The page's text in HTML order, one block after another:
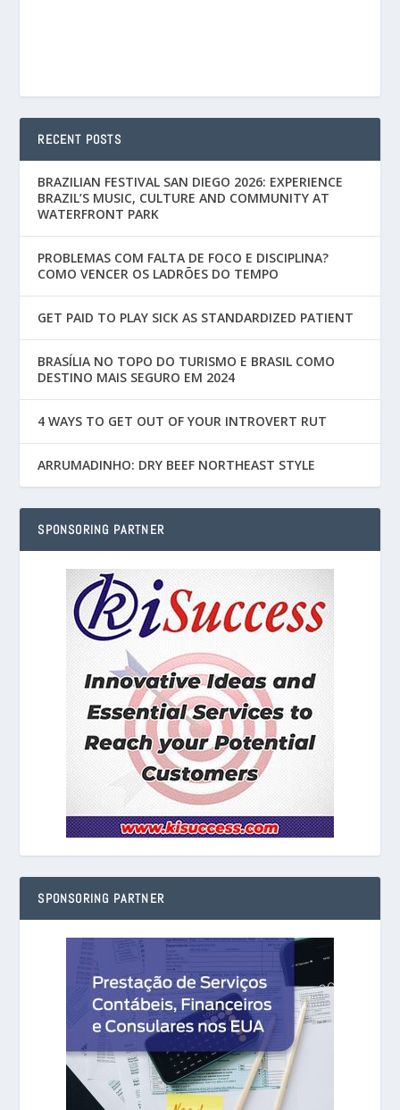
RECENT POSTS
BRAZILIAN FESTIVAL SAN DIEGO 2026: EXPERIENCE
BRAZIL’S MUSIC, CULTURE AND COMMUNITY AT
WATERFRONT PARK
PROBLEMAS COM FALTA DE FOCO E DISCIPLINA?
COMO VENCER OS LADRÕES DO TEMPO
GET PAID TO PLAY SICK AS STANDARDIZED PATIENT
BRASÍLIA NO TOPO DO TURISMO E BRASIL COMO
DESTINO MAIS SEGURO EM 2024
4 WAYS TO GET OUT OF YOUR INTROVERT RUT
ARRUMADINHO: DRY BEEF NORTHEAST STYLE
SPONSORING PARTNER
SPONSORING PARTNER